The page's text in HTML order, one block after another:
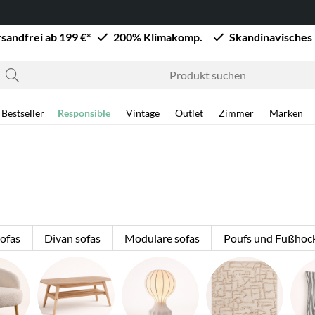
ab 199 €*
200% Klimakomp. Skandinavisches
Bestseller Responsible Vintage Outlet Zimmer Marken
Divan sofas Modulare sofas Poufs und